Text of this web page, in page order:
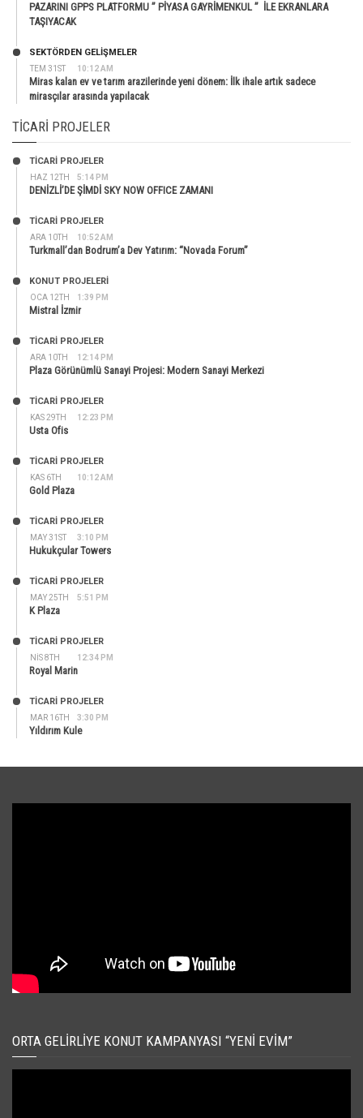
PAZARINI GPPS PLATFORMU ” PİYASA GAYRİMENKUL ” İLE EKRANLARA
TAŞIYACAK
TEM 31ST 10:12 AM
SEKTÖRDEN GELIŞMELER
Miras kalan ev ve tarım arazilerinde yeni dönem: İlk ihale artık sadece
mirasçılar arasında yapılacak
TICARI PROJELER
HAZ 12TH 5:14 PM
TİCARİ PROJELER
DENİZLİ’DE ŞİMDİ SKY NOW OFFICE ZAMANI
ARA 10TH 10:52 AM
TİCARİ PROJELER
Turkmall’dan Bodrum’a Dev Yatırım: “Novada Forum”
OCA 12TH 1:39 PM
KONUT PROJELERI
Mistral İzmir
ARA 10TH 12:14 PM
TİCARİ PROJELER
Plaza Görünümlü Sanayi Projesi: Modern Sanayi Merkezi
KAS 29TH 12:23 PM
TİCARİ PROJELER
Usta Ofis
KAS 6TH 10:12 AM
TİCARİ PROJELER
Gold Plaza
MAY 31ST 3:10 PM
TİCARİ PROJELER
Hukukçular Towers
MAY 25TH 5:51 PM
TİCARİ PROJELER
K Plaza
NIS 8TH 12:34 PM
TİCARİ PROJELER
Royal Marin
MAR 16TH 3:30 PM
TİCARİ PROJELER
Yıldırım Kule
ORTA GELIRLIYE KONUT KAMPANYASI “YENI EVIM”